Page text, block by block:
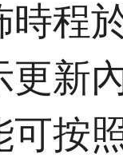
程
更新
可按